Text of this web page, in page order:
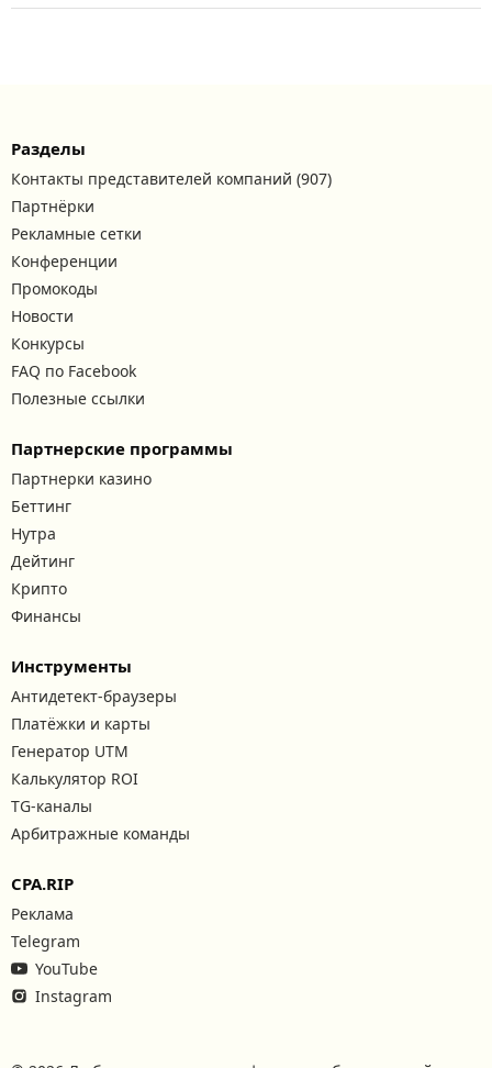
Разделы
Контакты представителей компаний (907)
Партнёрки
Рекламные сетки
Конференции
Промокоды
Новости
Конкурсы
FAQ по Facebook
Полезные ссылки
Партнерские программы
Партнерки казино
Беттинг
Нутра
Дейтинг
Крипто
Финансы
Инструменты
Антидетект-браузеры
Платёжки и карты
Генератор UTM
Калькулятор ROI
TG-каналы
Арбитражные команды
CPA.RIP
Реклама
Telegram
YouTube
Instagram